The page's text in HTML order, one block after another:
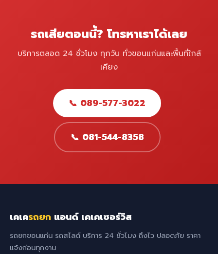
รถเสียตอนนี้? โทรหาเราได้เลย
บริการตลอด 24 ชั่วโมง ทุกวัน ทั่วขอนแก่นและพื้นที่ใกล้
เคียง
📞 089-577-3022
📞 081-544-8358
เคเครถยก แอนด์ เคเคเซอร์วิส
รถยกขอนแก่น รถสไลด์ บริการ 24 ชั่วโมง ถึงไว ปลอดภัย ราคา
แจ้งก่อนทุกงาน